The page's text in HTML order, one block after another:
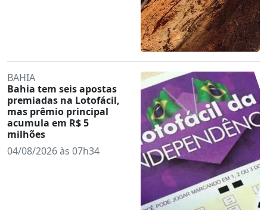
BAHIA
Bahia tem seis apostas
premiadas na Lotofácil,
mas prêmio principal
acumula em R$ 5
milhões
04/08/2026 às 07h34